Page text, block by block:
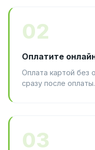
02
Оплатите
Оплата картой без
сразу после оплаты.
03